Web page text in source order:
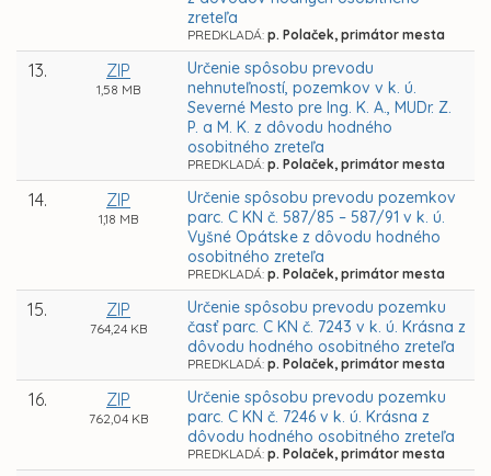
zreteľa
PREDKLADÁ: p. Polaček, primátor mesta
13. ZIP
1,58 MB
Určenie spôsobu prevodu
nehnuteľností, pozemkov v k. ú.
Severné Mesto pre Ing. K. A., MUDr. Z.
P. a M. K. z dôvodu hodného
osobitného zreteľa
PREDKLADÁ: p. Polaček, primátor mesta
14. ZIP
1,18 MB
Určenie spôsobu prevodu pozemkov
parc. C KN č. 587/85 – 587/91 v k. ú.
Vyšné Opátske z dôvodu hodného
osobitného zreteľa
PREDKLADÁ: p. Polaček, primátor mesta
15. ZIP
764,24 KB
Určenie spôsobu prevodu pozemku
časť parc. C KN č. 7243 v k. ú. Krásna z
dôvodu hodného osobitného zreteľa
PREDKLADÁ: p. Polaček, primátor mesta
16. ZIP
762,04 KB
Určenie spôsobu prevodu pozemku
parc. C KN č. 7246 v k. ú. Krásna z
dôvodu hodného osobitného zreteľa
PREDKLADÁ: p. Polaček, primátor mesta